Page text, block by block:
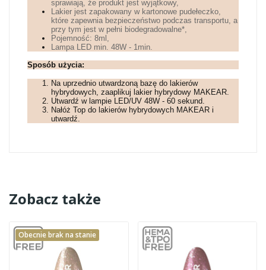
sprawiają, że produkt jest wyjątkowy,
Lakier jest zapakowany w kartonowe pudełeczko,
które zapewnia bezpieczeństwo podczas transportu, a
przy tym jest w pełni biodegradowalne*,
Pojemność: 8ml,
Lampa LED min. 48W - 1min.
Sposób użycia:
Na uprzednio utwardzoną bazę do lakierów
hybrydowych, zaaplikuj lakier hybrydowy MAKEAR.
Utwardź w lampie LED/UV 48W - 60 sekund.
Nałóż Top do lakierów hybrydowych MAKEAR i
utwardź.
Zobacz także
Obecnie brak na stanie